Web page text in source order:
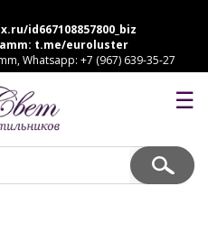
id667108857800_biz
t.me/euroluster
Whatsapp: +7 (967) 639-35-27
☰